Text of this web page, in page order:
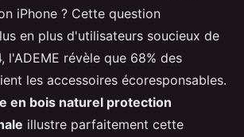
iPhone ? Cette question
en plus d'utilisateurs soucieux de
l'ADEME révèle que 68% des
les accessoires écoresponsables.
en bois naturel protection
illustre parfaitement cette